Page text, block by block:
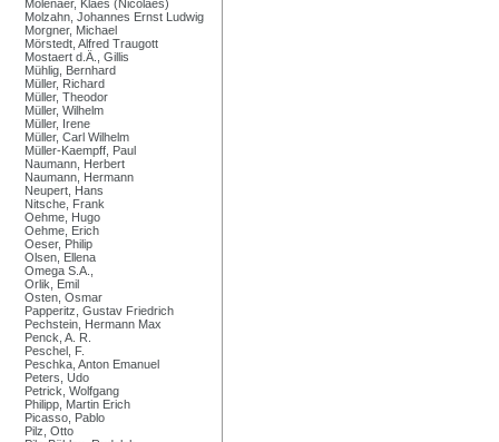
Molenaer, Klaes (Nicolaes)
Molzahn, Johannes Ernst Ludwig
Morgner, Michael
Mörstedt, Alfred Traugott
Mostaert d.Ä., Gillis
Mühlig, Bernhard
Müller, Richard
Müller, Theodor
Müller, Wilhelm
Müller, Irene
Müller, Carl Wilhelm
Müller-Kaempff, Paul
Naumann, Herbert
Naumann, Hermann
Neupert, Hans
Nitsche, Frank
Oehme, Hugo
Oehme, Erich
Oeser, Philip
Olsen, Ellena
Omega S.A.,
Orlik, Emil
Osten, Osmar
Papperitz, Gustav Friedrich
Pechstein, Hermann Max
Penck, A. R.
Peschel, F.
Peschka, Anton Emanuel
Peters, Udo
Petrick, Wolfgang
Philipp, Martin Erich
Picasso, Pablo
Pilz, Otto